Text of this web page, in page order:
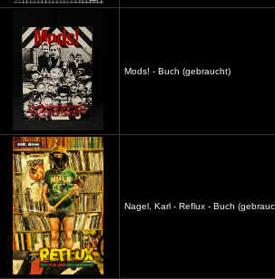
Mods! - Buch (gebraucht)
Nagel, Karl - Reflux - Buch